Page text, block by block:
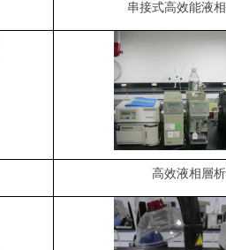
串接式高效能液
高效液相層